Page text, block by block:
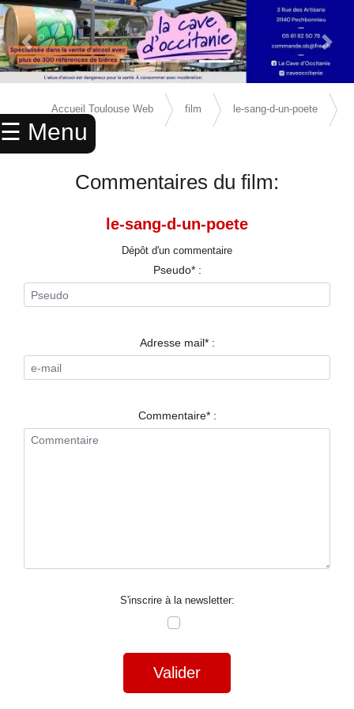
☰ Menu
× ACCUEIL
ANNUAIRE
SPORTS
RESTAURANTS
NUIT
Previous Slide Next
Accueil Toulouse Web film le-sang-d-un-poete
avis
Commentaires du film:
le-sang-d-un-poete
Dépôt d'un commentaire
Pseudo* :
Adresse mail* :
Commentaire* :
S'inscrire à la newsletter:
Valider